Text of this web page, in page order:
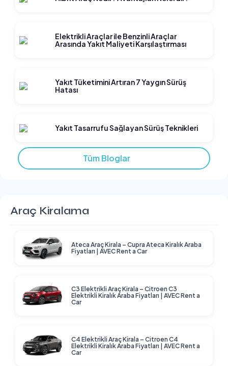
Elektrikli Araçlar ile Benzinli Araçlar
Arasında Yakıt Maliyeti Karşılaştırması
Yakıt Tüketimini Artıran 7 Yaygın Sürüş
Hatası
Yakıt Tasarrufu Sağlayan Sürüş Teknikleri
Tüm Bloglar
Araç Kiralama
Ateca Araç Kirala – Cupra Ateca Kiralık Araba
Fiyatları | AVEC Rent a Car
C3 Elektrikli Araç Kirala – Citroen C3
Elektrikli Kiralık Araba Fiyatları | AVEC Rent a
Car
C4 Elektrikli Araç Kirala – Citroen C4
Elektrikli Kiralık Araba Fiyatları | AVEC Rent a
Car